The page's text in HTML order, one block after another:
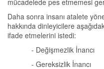
mücadelede pes etmemesi
Daha sonra insanı atalete
hakkında dinleyicilere
ifade etmelerini istedi:
- Değişmezlik İnancı
- Gereksizlik İnancı